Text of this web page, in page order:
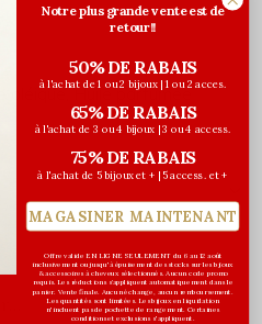
oléique, Huile parfumée
Notre plus grande vente est de
retour!!
50% DE RABAIS
à l'achat de 1 ou 2 bijoux | 1 ou 2 acces.
65% DE RABAIS
à l'achat de 3 ou 4 bijoux | 3 ou 4 access.
75% DE RABAIS
à l'achat de 5 bijoux et + | 5 access. et +
MAGASINER MAINTENANT
Offre valide EN LIGNE SEULEMENT du 6 au 12 août
inclusivement ou jusqu'à épuisement des stocks sur les bijoux
& accessoires à cheveux sélectionnés. Aucun code promo
requis. Les réductions s’appliquent automatiquement dans le
panier. Vente finale. Aucun échange, aucun remboursement.
Les quantités sont limitées. Les bijoux en liquidation
n'incluent pas de pochette de rangement. Certaines
conditions et exclusions s'appliquent.